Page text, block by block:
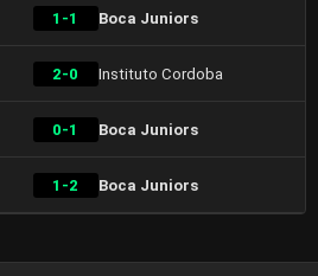
1-1 Boca Juniors
2-0 Instituto Cordoba
0-1 Boca Juniors
1-2 Boca Juniors